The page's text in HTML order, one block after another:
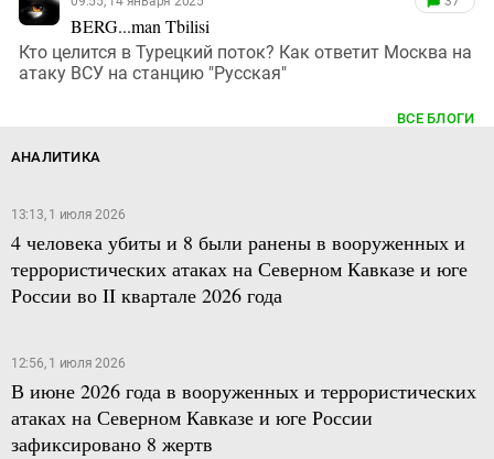
BERG...man Tbilisi
Кто целится в Турецкий поток? Как ответит Москва на
атаку ВСУ на станцию "Русская"
ВСЕ БЛОГИ
АНАЛИТИКА
13:13, 1 июля 2026
4 человека убиты и 8 были ранены в вооруженных и
террористических атаках на Северном Кавказе и юге
России во II квартале 2026 года
12:56, 1 июля 2026
В июне 2026 года в вооруженных и террористических
атаках на Северном Кавказе и юге России
зафиксировано 8 жертв